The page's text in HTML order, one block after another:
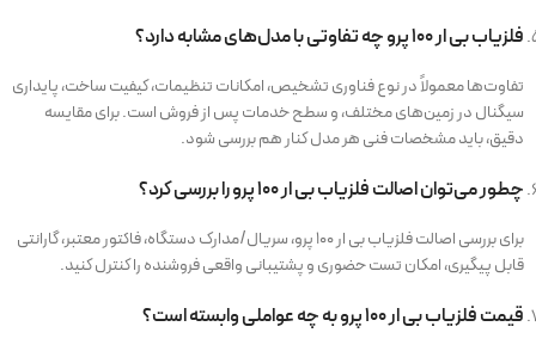
فلزیاب بی ار 100 پرو چه تفاوتی با مدل‌های مشابه دارد؟
تفاوت‌ها معمولاً در نوع فناوری تشخیص، امکانات تنظیمات، کیفیت ساخت، پایداری
سیگنال در زمین‌های مختلف، و سطح خدمات پس از فروش است. برای مقایسه
دقیق، باید مشخصات فنی هر مدل کنار هم بررسی شود.
چطور می‌توان اصالت فلزیاب بی ار 100 پرو را بررسی کرد؟
برای بررسی اصالت فلزیاب بی ار 100 پرو، سریال/مدارک دستگاه، فاکتور معتبر، گارانتی
قابل پیگیری، امکان تست حضوری و پشتیبانی واقعی فروشنده را کنترل کنید.
قیمت فلزیاب بی ار 100 پرو به چه عواملی وابسته است؟